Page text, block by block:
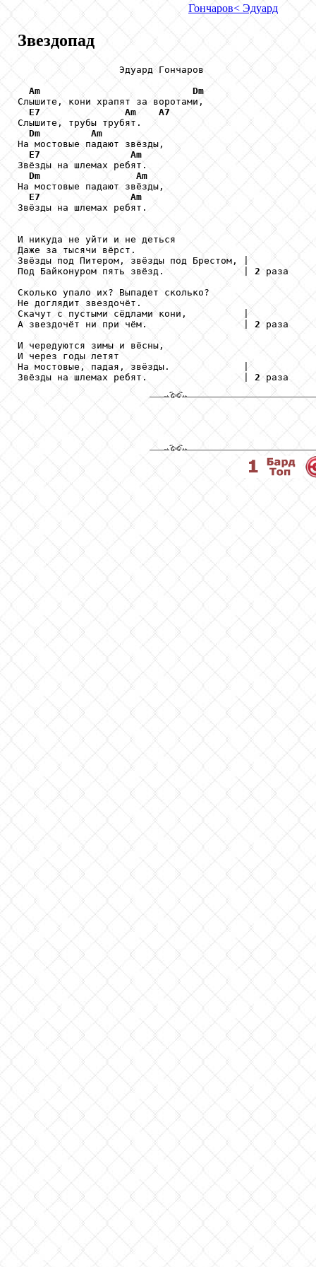
Гончаров< Эдуард
Звездопад
                  Эдуард Гончаров
Am
Dm
Слышите, кони храпят за воротами,
E7
Am
A7
Слышите, трубы трубят.
Dm
Am
На мостовые падают звёзды,
E7
Am
Звёзды на шлемах ребят.
Dm
Am
На мостовые падают звёзды,
E7
Am
Звёзды на шлемах ребят.
И никуда не уйти и не деться
Даже за тысячи вёрст.
Звёзды под Питером, звёзды под Брестом, |
Под Байконуром пять звёзд.              | 2 раза
Сколько упало их? Выпадет сколько?
Не доглядит звездочёт.
Скачут с пустыми сёдлами кони,          |
А звездочёт ни при чём.                 | 2 раза
И чередуются зимы и вёсны,
И через годы летят
На мостовые, падая, звёзды.             |
Звёзды на шлемах ребят.                 | 2 раза